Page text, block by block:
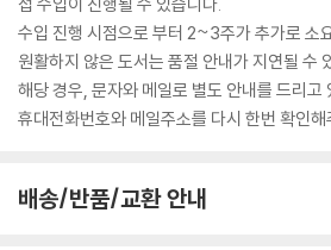
수입 진행 시점으로 부터 2~3주가 추가로 소
원활하지 않은 도서는 품절 안내가 지연될 수
해당 경우, 문자와 메일로 별도 안내를 드리고
휴대전화번호와 메일주소를 다시 한번 확인
배송/반품/교환 안내